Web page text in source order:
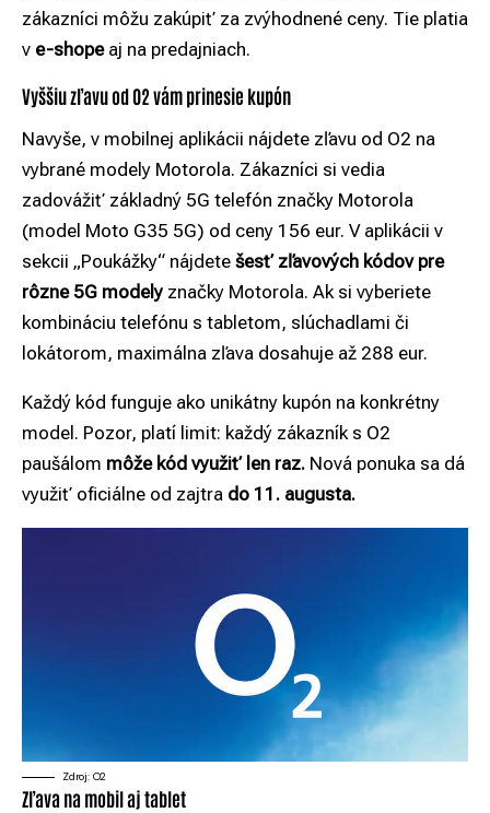
zákazníci môžu zakúpiť za zvýhodnené ceny. Tie platia
v e-shopeaj na predajniach.
Vyššiu zľavu od O2 vám prinesie kupón
Navyše, v mobilnej aplikácii nájdete zľavu od O2 na
vybrané modely Motorola. Zákazníci si vedia
zadovážiť základný 5G telefón značky Motorola
(model Moto G35 5G) od ceny 156 eur. V aplikácii v
sekcii „Poukážky“ nájdete šesť zľavových kódov pre
rôzne 5G modely značky Motorola. Ak si vyberiete
kombináciu telefónu s tabletom, slúchadlami či
lokátorom, maximálna zľava dosahuje až 288 eur.
Každý kód funguje ako unikátny kupón na konkrétny
model. Pozor, platí limit: každý zákazník s O2
paušálom môže kód využiť len raz. Nová ponuka sa dá
využiť oficiálne od zajtra do 11. augusta.
Zdroj: O2
Zľava na mobil aj tablet